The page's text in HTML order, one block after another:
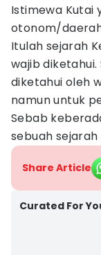
Istimewa Kutai
otonom/
Itulah sejarah
wajib
diketahui oleh
namun untuk
Sebab
sebuah sejarah
Share Article
Curated For